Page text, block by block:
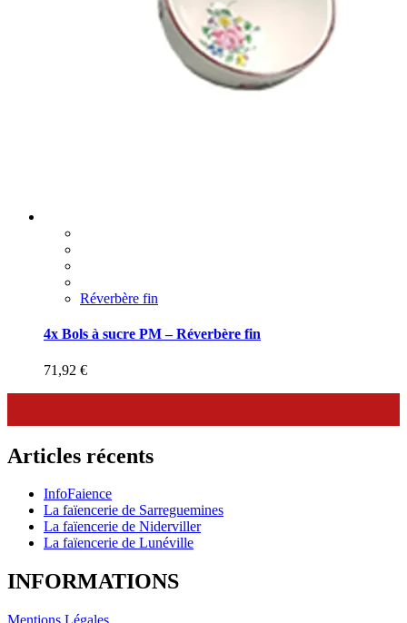
Réverbère fin
4x Bols à sucre PM – Réverbère fin
71,92 €
Articles récents
InfoFaience
La faïencerie de Sarreguemines
La faïencerie de Niderviller
La faïencerie de Lunéville
INFORMATIONS